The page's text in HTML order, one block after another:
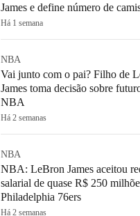
James e define número de
Há 1 semana
NBA
Vai junto com o pai? Filho de
James toma decisão sobre
NBA
Há 2 semanas
NBA
NBA: LeBron James aceitou
salarial de quase R$ 250
Philadelphia 76ers
Há 2 semanas